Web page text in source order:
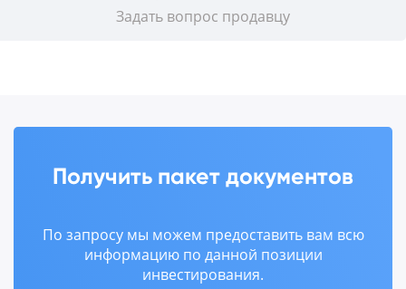
Задать вопрос продавцу
Получить пакет документов
По запросу мы можем предоставить вам всю
информацию по данной позиции
инвестирования.